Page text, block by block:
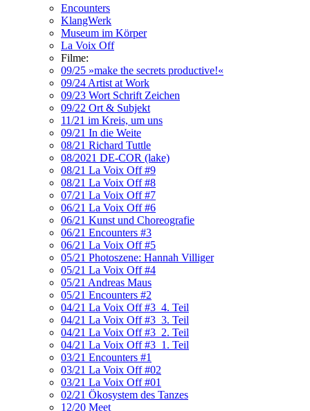
Encounters
KlangWerk
Museum im Körper
La Voix Off
Filme:
09/25 »make the secrets productive!«
09/24 Artist at Work
09/23 Wort Schrift Zeichen
09/22 Ort & Subjekt
11/21 im Kreis, um uns
09/21 In die Weite
08/21 Richard Tuttle
08/2021 DE-COR (lake)
08/21 La Voix Off #9
08/21 La Voix Off #8
07/21 La Voix Off #7
06/21 La Voix Off #6
06/21 Kunst und Choreografie
06/21 Encounters #3
06/21 La Voix Off #5
05/21 Photoszene: Hannah Villiger
05/21 La Voix Off #4
05/21 Andreas Maus
05/21 Encounters #2
04/21 La Voix Off #3_4. Teil
04/21 La Voix Off #3_3. Teil
04/21 La Voix Off #3_2. Teil
04/21 La Voix Off #3_1. Teil
03/21 Encounters #1
03/21 La Voix Off #02
03/21 La Voix Off #01
02/21 Ökosystem des Tanzes
12/20 Meet